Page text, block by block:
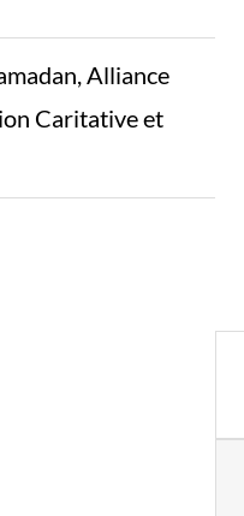
Alliance
Caritative et